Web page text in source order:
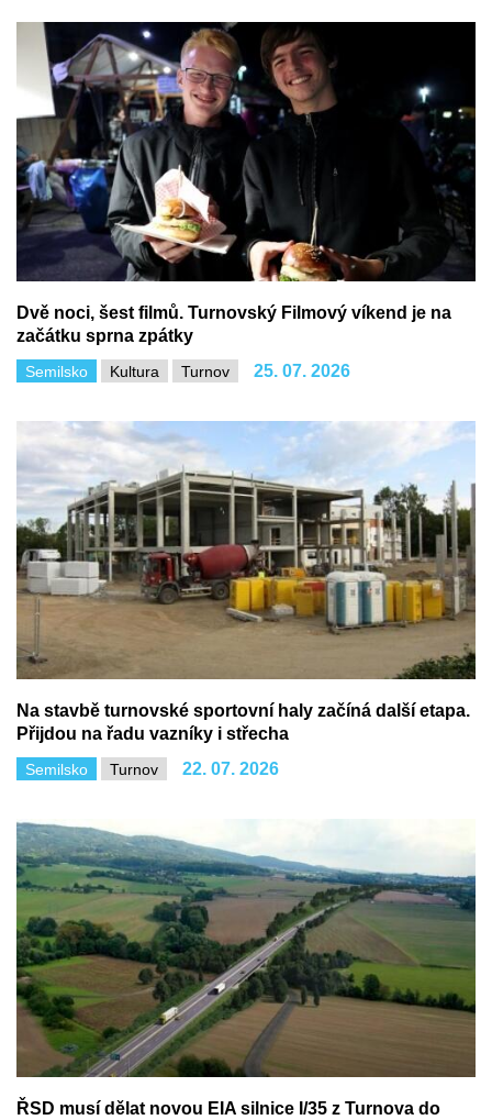
Dvě noci, šest filmů. Turnovský Filmový víkend je na
začátku sprna zpátky
Kultura
Semilsko Turnov 25. 07. 2026
Na stavbě turnovské sportovní haly začíná další etapa.
Přijdou na řadu vazníky i střecha
Semilsko Turnov 22. 07. 2026
ŘSD musí dělat novou EIA silnice I/35 z Turnova do